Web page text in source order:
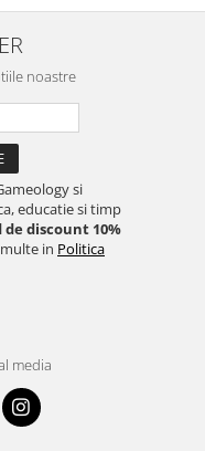
noastre
si
educatie si timp
de discount 10%
in Politica
media